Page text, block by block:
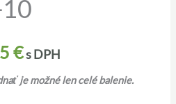
€s DPH
je možné len celé balenie.